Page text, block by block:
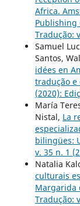
Africa.
Publishing
Tradução:
Samuel
Santos,
idées en
tradução e
(2020):
María
Nistal, La
bilingües:
v. 35 n. 1
Natalia
culturais
Margarida
Tradução: